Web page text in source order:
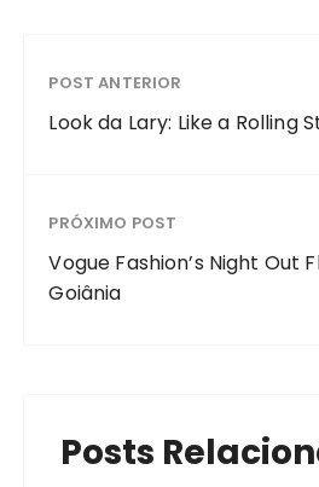
POST ANTERIOR
Look da Lary: Like a Rolling
PRÓXIMO POST
Vogue Fashion’s Night Out
Goiânia
Posts